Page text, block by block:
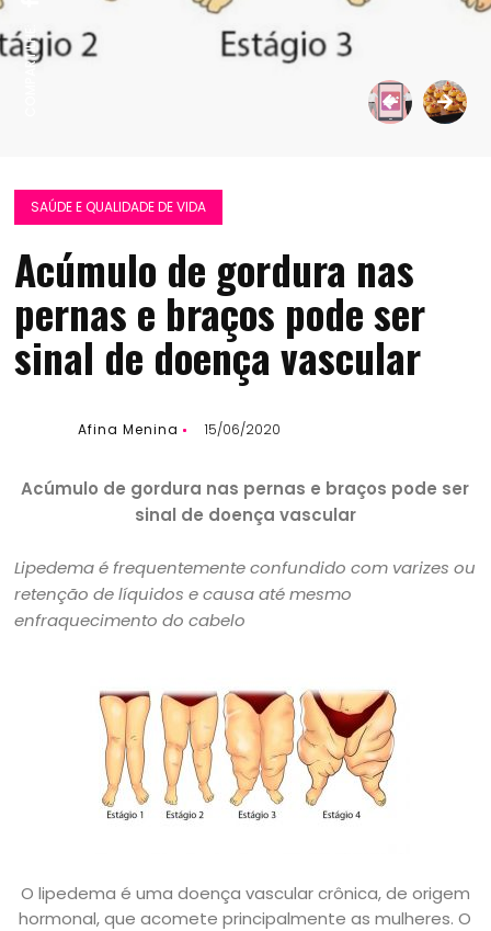
COMPARTILHE:
SAÚDE E QUALIDADE DE VIDA
Acúmulo de gordura nas
pernas e braços pode ser
sinal de doença vascular
Afina Menina 15/06/2020
Acúmulo de gordura nas pernas e braços pode ser
sinal de doença vascular
Lipedema é frequentemente confundido com varizes ou
retenção de líquidos e causa até mesmo
enfraquecimento do cabelo
O lipedema é uma doença vascular crônica, de origem
hormonal, que acomete principalmente as mulheres. O